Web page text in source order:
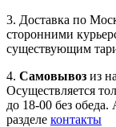
3. Доставка по
сторонними
существующим
4. Самовывоз из
Осуществляется
до 18-00 без обеда.
разделе контакты